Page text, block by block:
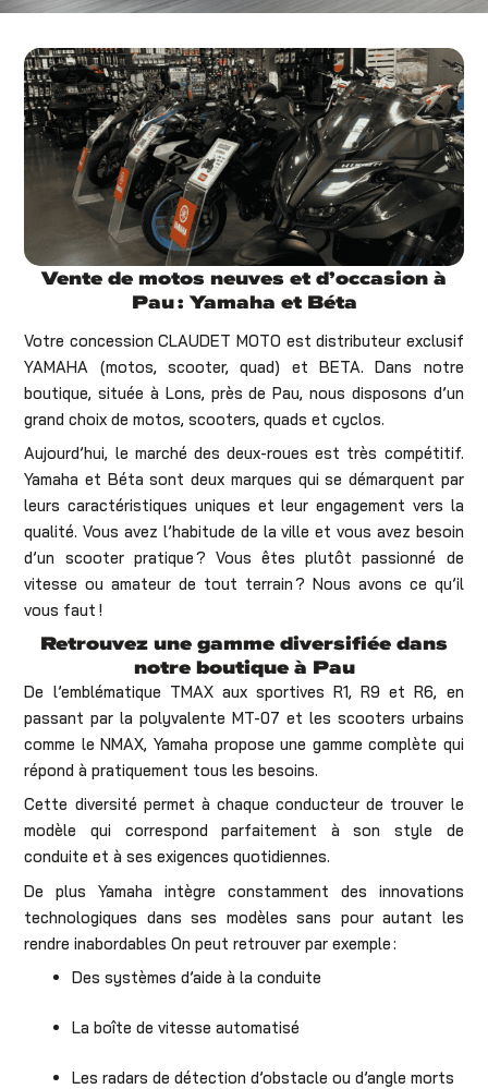
Vente de motos neuves et d’occasion à
Pau : Yamaha et Béta
Votre concession CLAUDET MOTO est distributeur exclusif
YAMAHA (motos, scooter, quad) et BETA. Dans notre
boutique, située à Lons, près de Pau, nous disposons d’un
grand choix de motos, scooters, quads et cyclos.
Aujourd’hui, le marché des deux-roues est très compétitif.
Yamaha et Béta sont deux marques qui se démarquent par
leurs caractéristiques uniques et leur engagement vers la
qualité. Vous avez l’habitude de la ville et vous avez besoin
d’un scooter pratique ? Vous êtes plutôt passionné de
vitesse ou amateur de tout terrain ? Nous avons ce qu’il
vous faut !
Retrouvez une gamme diversifiée dans
notre boutique à Pau
De l’emblématique TMAX aux sportives R1, R9 et R6, en
passant par la polyvalente MT-07 et les scooters urbains
comme le NMAX, Yamaha propose une gamme complète qui
répond à pratiquement tous les besoins.
Cette diversité permet à chaque conducteur de trouver le
modèle qui correspond parfaitement à son style de
conduite et à ses exigences quotidiennes.
De plus Yamaha intègre constamment des innovations
technologiques dans ses modèles sans pour autant les
rendre inabordables On peut retrouver par exemple :
Des systèmes d’aide à la conduite
La boîte de vitesse automatisé
Les radars de détection d’obstacle ou d’angle morts